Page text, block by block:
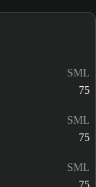
SML
75
SML
75
SML